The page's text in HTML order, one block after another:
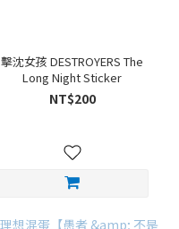
擊沈女孩 DESTROYERS The
Long Night Sticker
NT$200